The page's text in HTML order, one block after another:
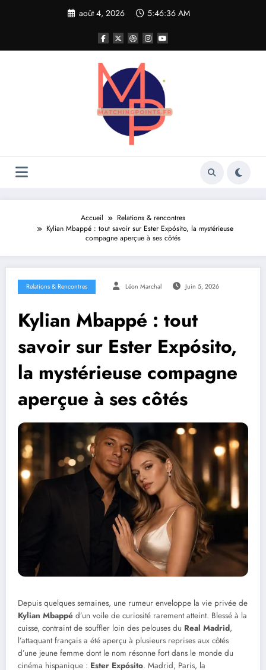
août 4, 2026 5:46:37 AM
Accueil
Relations & rencontres
Kylian Mbappé : tout savoir sur Ester Expósito, la mystérieuse
compagne aperçue à ses côtés
Relations & Rencontres Léon Marchal Juin 5, 2026
Kylian Mbappé : tout
savoir sur Ester Expósito,
la mystérieuse compagne
aperçue à ses côtés
Depuis quelques semaines, une rumeur enveloppe la vie privée de
Kylian Mbappé d’un voile de curiosité rarement atteint. Blessé à la
cuisse, contraint de souffler loin des pelouses du Real Madrid,
l’attaquant français a été aperçu à plusieurs reprises aux côtés
d’une jeune femme dont le nom résonne fort dans le monde du
cinéma hispanique : Ester Expósito. Madrid, Paris, la